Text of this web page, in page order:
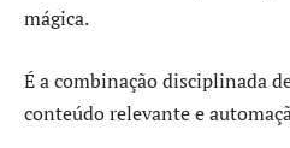
mágica.
É a combinação disciplinada
conteúdo relevante e